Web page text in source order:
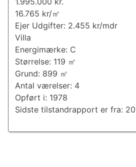
16.765 kr/㎡
Ejer Udgifter: 2.455 kr/mdr
Villa
Energimærke: C
Størrelse: 119 ㎡
Grund: 899 ㎡
Antal værelser: 4
Opført i: 1978
Sidste tilstandrapport er fra: